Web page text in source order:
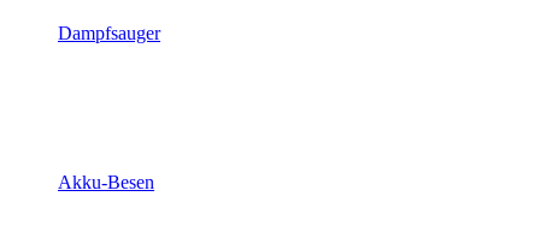
Dampfsauger
Akku-Besen